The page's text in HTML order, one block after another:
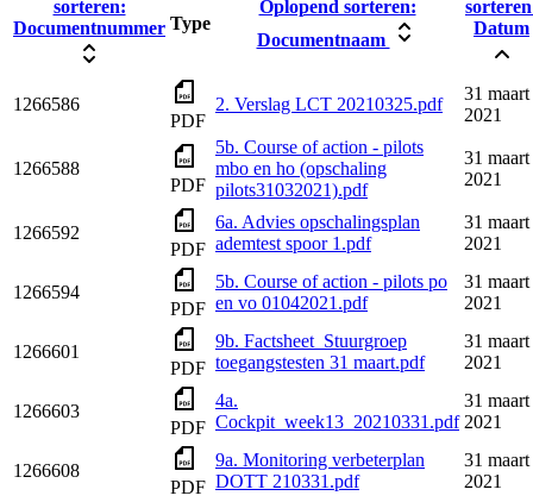
sorteren:
Documentnummer Type
Oplopend sorteren:
Documentnaam
Datum
1266586
PDF
2. Verslag LCT 20210325.pdf
31 maart
2021
1266588
PDF
5b. Course of action - pilots
mbo en ho (opschaling
pilots31032021).pdf
31 maart
2021
1266592
PDF
6a. Advies opschalingsplan
ademtest spoor 1.pdf
31 maart
2021
1266594
PDF
5b. Course of action - pilots po
en vo 01042021.pdf
31 maart
2021
1266601
PDF
9b. Factsheet_Stuurgroep
toegangstesten 31 maart.pdf
31 maart
2021
1266603
PDF
4a.
Cockpit_week13_20210331.pdf
31 maart
2021
1266608
PDF
9a. Monitoring verbeterplan
DOTT 210331.pdf
31 maart
2021